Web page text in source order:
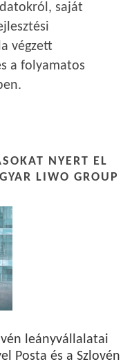
saját
végzett
a folyamatos
NYERT EL
LIWO GROUP
leányvállalatai
Posta és a Szlovén